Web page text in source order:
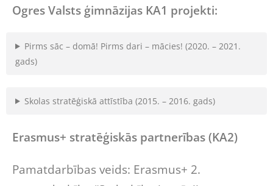
Ogres Valsts ģimnāzijas KA1 projekti:
Pirms sāc – domā! Pirms dari – mācies! (2020. – 2021.
gads)
Skolas stratēģiskā attīstība (2015. – 2016. gads)
Erasmus+ stratēģiskās partnerības (KA2)
Pamatdarbības veids: Erasmus+ 2.